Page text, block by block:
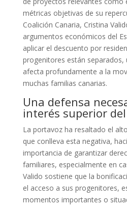
métricas objetivas de su
Coalición Canaria, Cristina
argumentos económicos del
aplicar el descuento por
progenitores están separados,
afecta profundamente a la
muchas familias canarias.
Una defensa
interés superior
La portavoz ha resaltado el
que conlleva esta negativa,
importancia de garantizar
familiares, especialmente en
Valido sostiene que la
el acceso a sus progenitores,
momentos importantes o